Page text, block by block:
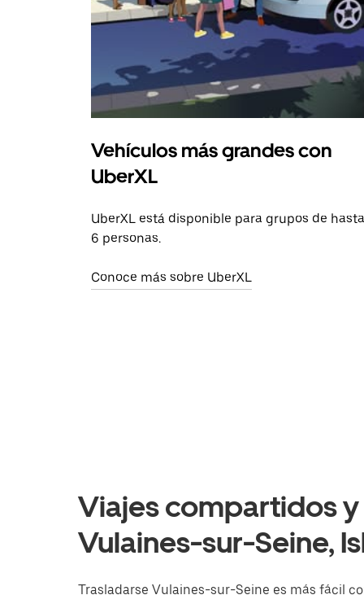
Vehículos más grandes con
UberXL
UberXL está disponible para grupos de hasta
6 personas.
Conoce más sobre UberXL
Viajes compartidos
Vulaines-sur-Seine,
Trasladarse Vulaines-sur-Seine es más fácil